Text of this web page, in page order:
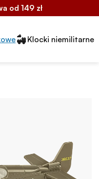
od 149 zł
segmentów2
Klocki niemilitarne